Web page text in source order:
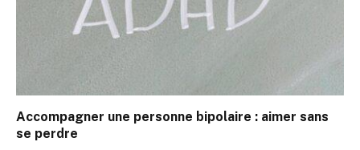
Accompagner une personne bipolaire : aimer sans
se perdre